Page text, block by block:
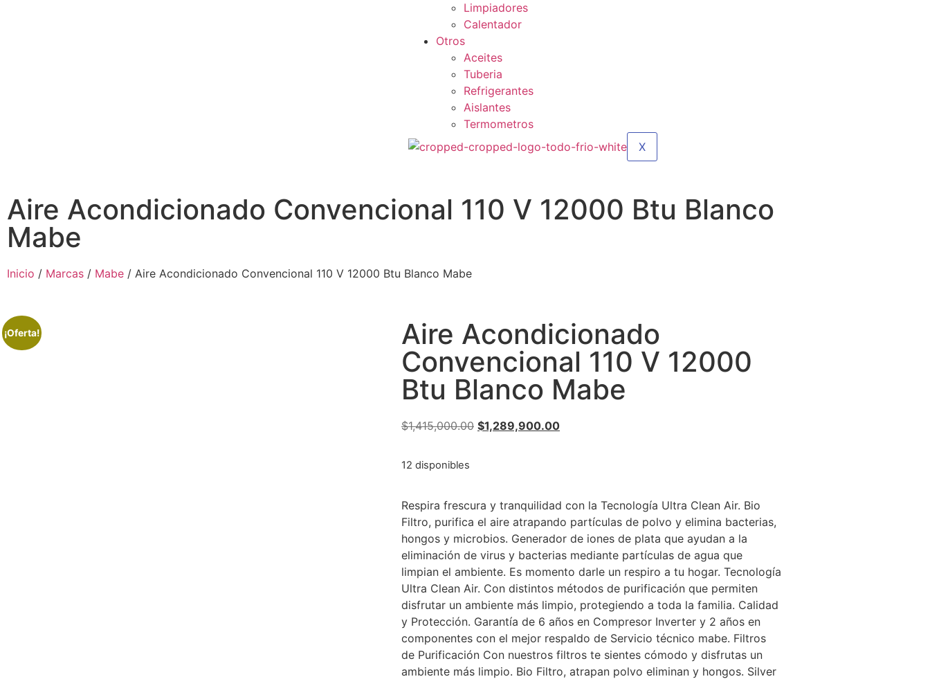
Limpiadores
Calentador
Otros
Aceites
Tuberia
Refrigerantes
Aislantes
Termometros
X
Aire Acondicionado Convencional 110 V 12000 Btu Blanco
Mabe
Inicio / Marcas / Mabe / Aire Acondicionado Convencional 110 V 12000 Btu Blanco Mabe
¡Oferta!
Aire Acondicionado
Convencional 110 V 12000
Btu Blanco Mabe
$1,415,000.00 $1,289,900.00
12 disponibles
Respira frescura y tranquilidad con la Tecnología Ultra Clean Air. Bio
Filtro, purifica el aire atrapando partículas de polvo y elimina bacterias,
hongos y microbios. Generador de iones de plata que ayudan a la
eliminación de virus y bacterias mediante partículas de agua que
limpian el ambiente. Es momento darle un respiro a tu hogar. Tecnología
Ultra Clean Air. Con distintos métodos de purificación que permiten
disfrutar un ambiente más limpio, protegiendo a toda la familia. Calidad
y Protección. Garantía de 6 años en Compresor Inverter y 2 años en
componentes con el mejor respaldo de Servicio técnico mabe. Filtros
de Purificación Con nuestros filtros te sientes cómodo y disfrutas un
ambiente más limpio. Bio Filtro, atrapan polvo eliminan y hongos. Silver